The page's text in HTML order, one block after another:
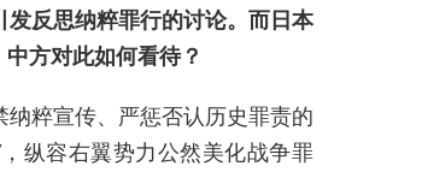
反思纳粹罪行的讨论。而日本
方对此如何看待？
粹宣传、严惩否认历史罪责的
纵容右翼势力公然美化战争罪